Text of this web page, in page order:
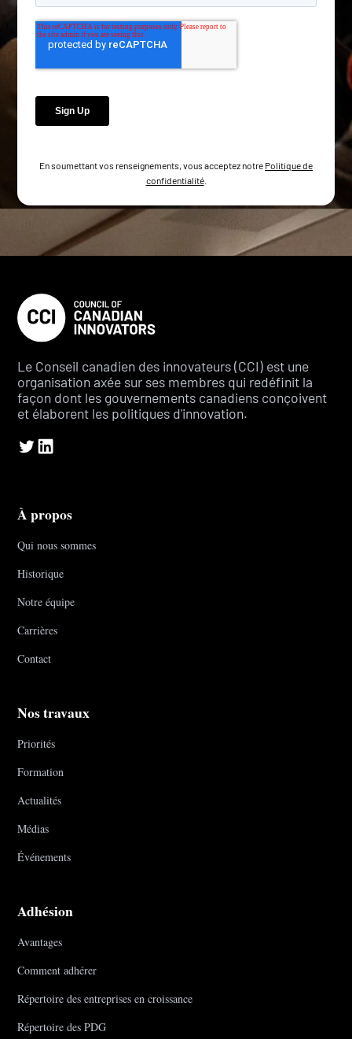
En soumettant vos renseignements, vous acceptez notre Politique de
confidentialité.
Le Conseil canadien des innovateurs (CCI) est une
organisation axée sur ses membres qui redéfinit la
façon dont les gouvernements canadiens conçoivent
et élaborent les politiques d'innovation.
À propos
Qui nous sommes
Historique
Notre équipe
Carrières
Contact
Nos travaux
Priorités
Formation
Actualités
Médias
Événements
Adhésion
Avantages
Comment adhérer
Répertoire des entreprises en croissance
Répertoire des PDG